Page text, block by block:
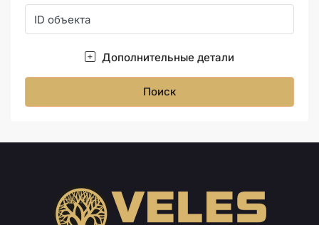
Дополнительные детали
Поиск